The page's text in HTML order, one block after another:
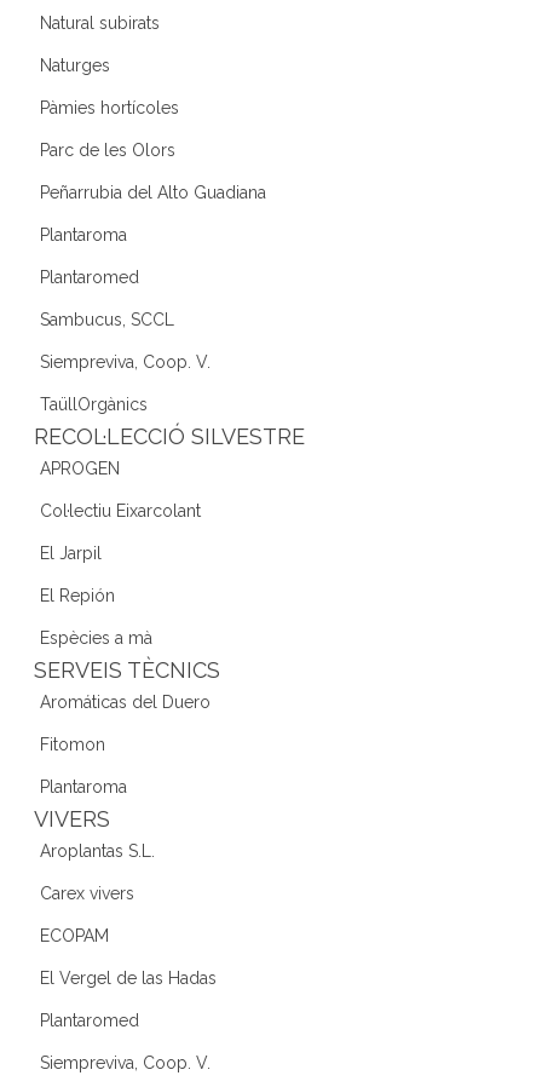
Natural subirats
Naturges
Pàmies hortícoles
Parc de les Olors
Peñarrubia del Alto Guadiana
Plantaroma
Plantaromed
Sambucus, SCCL
Siempreviva, Coop. V.
TaüllOrgànics
RECOL·LECCIÓ SILVESTRE
APROGEN
Col·lectiu Eixarcolant
El Jarpil
El Repión
Espècies a mà
SERVEIS TÈCNICS
Aromáticas del Duero
Fitomon
Plantaroma
VIVERS
Aroplantas S.L.
Carex vivers
ECOPAM
El Vergel de las Hadas
Plantaromed
Siempreviva, Coop. V.